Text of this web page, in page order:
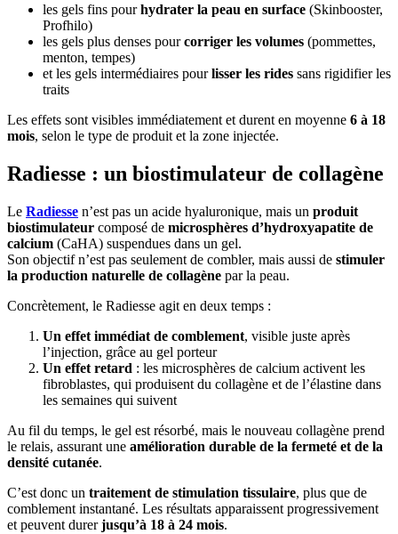
les gels fins pourhydrater la peau en surface (Skinbooster,
Profhilo)
les gels plus denses pourcorriger les volumes (pommettes,
menton, tempes)
et les gels intermédiaires pourlisser les rides sans rigidifier les
traits
Les effets sont visibles immédiatement et durent en moyenne 6 à 18
mois, selon le type de produit et la zone injectée.
Radiesse : un biostimulateur de collagène
Le Radiesse n’est pas un acide hyaluronique, mais un produit
biostimulateur composé de microsphères d’hydroxyapatite de
calcium (CaHA) suspendues dans un gel.
Son objectif n’est pas seulement de combler, mais aussi de stimuler
la production naturelle de collagène par la peau.
Concrètement, le Radiesse agit en deux temps :
Un effet immédiat de comblement, visible juste après
l’injection, grâce au gel porteur
Un effet retard : les microsphères de calcium activent les
fibroblastes, qui produisent du collagène et de l’élastine dans
les semaines qui suivent
Au fil du temps, le gel est résorbé, mais le nouveau collagène prend
le relais, assurant une amélioration durable de la fermeté et de la
densité cutanée.
C’est donc un traitement de stimulation tissulaire, plus que de
comblement instantané. Les résultats apparaissent progressivement
et peuvent durerjusqu’à 18 à 24 mois.